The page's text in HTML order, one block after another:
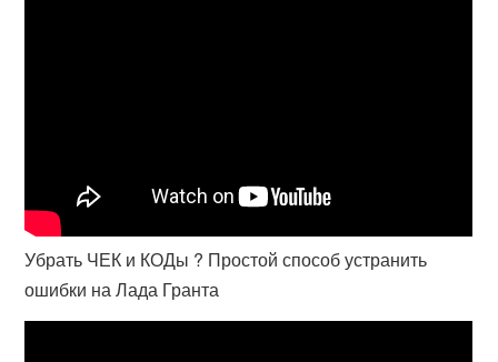
Убрать ЧЕК и КОДы ? Простой способ устранить
ошибки на Лада Гранта